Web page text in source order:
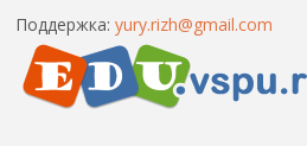
Поддержка:yury.rizh@gmail.com